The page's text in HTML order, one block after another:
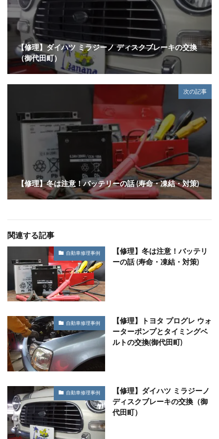
【修理】ダイハツ ミラジーノ ディスクブレーキの交換
（御代田町）
次の記事
【修理】冬は注意！バッテリーの話 (寿命・凍結・対策)
関連する記事
自動車修理事例
【修理】冬は注意！バッテリ
ーの話 (寿命・凍結・対策)
自動車修理事例
【修理】トヨタ プログレ ウォ
ーターポンプとタイミングベ
ルトの交換(御代田町)
自動車修理事例
【修理】ダイハツ ミラジーノ
ディスクブレーキの交換（御
代田町）